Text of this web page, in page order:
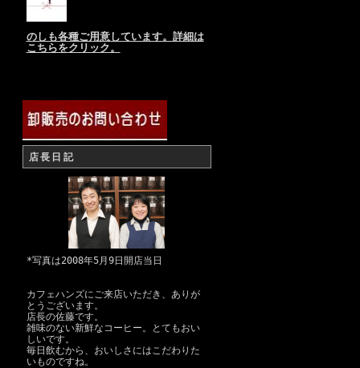
のしも各種ご用意しています。詳細は
こちらをクリック。
店長日記
*写真は2008年5月9日開店当日
カフェハンズにご来店いただき、ありが
とうございます。
店長の佐藤です。
雑味のない新鮮なコーヒー。とてもおい
しいです。
毎日飲むから、おいしさにはこだわりた
いものですね。